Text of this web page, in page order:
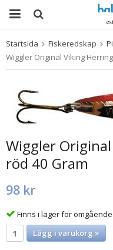
Produkten
Startsida Fiskeredskap
Wiggler Original Viking
Wiggler
röd 40 Gram
98 kr
Finns i lager för
Lägg i varukorg »